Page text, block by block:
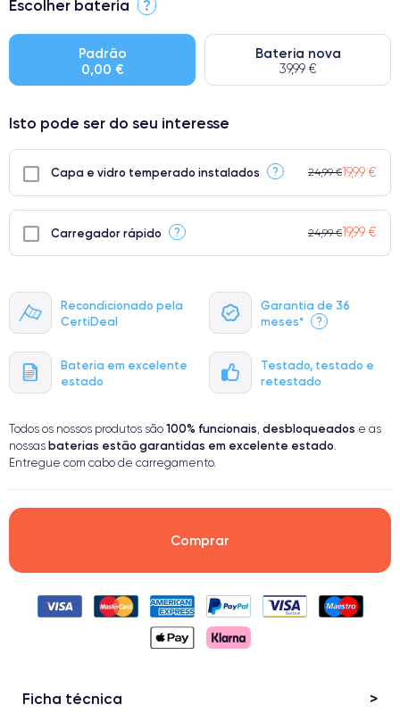
Recondicionado pela
CertiDeal
Garantia de 36
meses*
?
Bateria em excelente
estado
Testado, testado e
retestado
● Bateria: Adequada para uso intensivo.
● Apenas 5% dos nossos telefones atingem a classificação
Escolher bateria ?
Padrão
0,00 €
Bateria nova
39,99 €
Isto pode ser do seu interesse
Capa e vidro temperado instalados ? 24,99 €19,99 €
Carregador rápido ? 24,99 €19,99 €
Todos os nossos produtos são 100% funcionais, desbloqueados e as
nossas baterias estão garantidas em excelente estado.
Entregue com cabo de carregamento.
Comprar
Ficha técnica